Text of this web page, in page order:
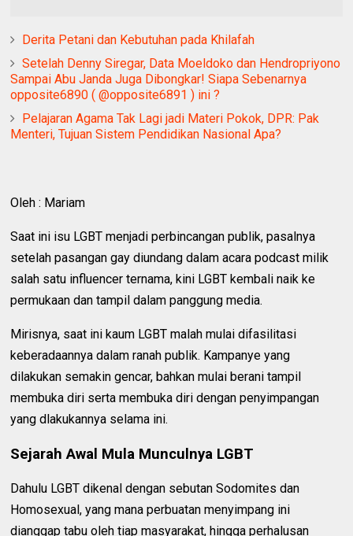
Derita Petani dan Kebutuhan pada Khilafah
Setelah Denny Siregar, Data Moeldoko dan Hendropriyono
Sampai Abu Janda Juga Dibongkar! Siapa Sebenarnya
opposite6890 ( @opposite6891 ) ini ?
Pelajaran Agama Tak Lagi jadi Materi Pokok, DPR: Pak
Menteri, Tujuan Sistem Pendidikan Nasional Apa?
Oleh : Mariam
Saat ini isu LGBT menjadi perbincangan publik, pasalnya
setelah pasangan gay diundang dalam acara podcast milik
salah satu influencer ternama, kini LGBT kembali naik ke
permukaan dan tampil dalam panggung media.
Mirisnya, saat ini kaum LGBT malah mulai difasilitasi
keberadaannya dalam ranah publik. Kampanye yang
dilakukan semakin gencar, bahkan mulai berani tampil
membuka diri serta membuka diri dengan penyimpangan
yang dlakukannya selama ini.
Sejarah Awal Mula Munculnya LGBT
Dahulu LGBT dikenal dengan sebutan Sodomites dan
Homosexual, yang mana perbuatan menyimpang ini
dianggap tabu oleh tiap masyarakat, hingga perhalusan